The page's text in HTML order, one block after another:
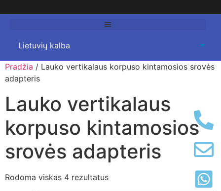
Pradžia / Lauko vertikalaus korpuso kintamosios srovės
adapteris
Lauko vertikalaus
korpuso kintamosios
srovės adapteris
Rodoma viskas 4 rezultatus